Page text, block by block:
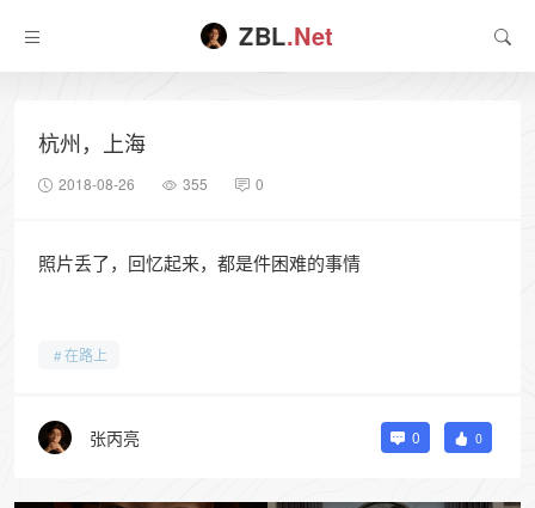
ZBL.Net
杭州，上海
2018-08-26 355 0
照片丢了，回忆起来，都是件困难的事情
在路上
张丙亮 0 0